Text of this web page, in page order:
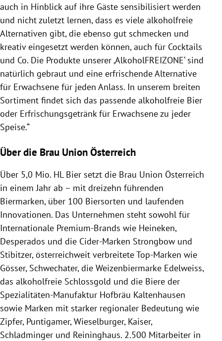
auch in Hinblick auf ihre Gäste sensibilisiert werden
und nicht zuletzt lernen, dass es viele alkoholfreie
Alternativen gibt, die ebenso gut schmecken und
kreativ eingesetzt werden können, auch für Cocktails
und Co. Die Produkte unserer ‚AlkoholFREIZONE‘ sind
natürlich gebraut und eine erfrischende Alternative
für Erwachsene für jeden Anlass. In unserem breiten
Sortiment findet sich das passende alkoholfreie Bier
oder Erfrischungsgetränk für Erwachsene zu jeder
Speise.“
Über die Brau Union Österreich
Über 5,0 Mio. HL Bier setzt die Brau Union Österreich
in einem Jahr ab – mit dreizehn führenden
Biermarken, über 100 Biersorten und laufenden
Innovationen. Das Unternehmen steht sowohl für
Internationale Premium-Brands wie Heineken,
Desperados und die Cider-Marken Strongbow und
Stibitzer, österreichweit verbreitete Top-Marken wie
Gösser, Schwechater, die Weizenbiermarke Edelweiss,
das alkoholfreie Schlossgold und die Biere der
Spezialitäten-Manufaktur Hofbräu Kaltenhausen
sowie Marken mit starker regionaler Bedeutung wie
Zipfer, Puntigamer, Wieselburger, Kaiser,
Schladminger und Reininghaus. 2.500 Mitarbeiter in